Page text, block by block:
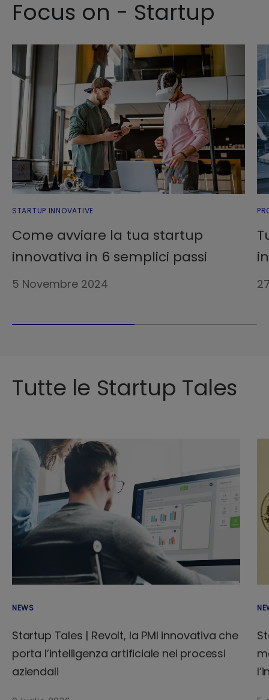
Focus on - Startup
STARTUP INNOVATIVE
Come avviare la tua startup
innovativa in 6 semplici passi
5 Novembre 2024
Tutte le Startup Tales
NEWS
Startup Tales | Revolt, la PMI innovativa che
porta l’intelligenza artificiale nei processi
aziendali